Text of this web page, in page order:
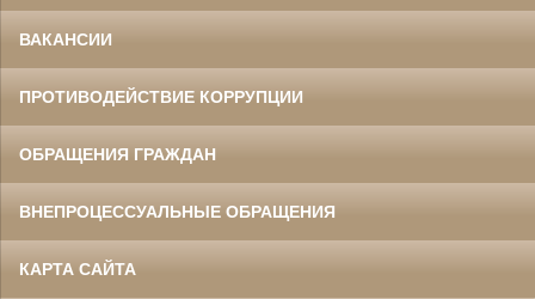
ВАКАНСИИ
ПРОТИВОДЕЙСТВИЕ КОРРУПЦИИ
ОБРАЩЕНИЯ ГРАЖДАН
ВНЕПРОЦЕССУАЛЬНЫЕ ОБРАЩЕНИЯ
КАРТА САЙТА